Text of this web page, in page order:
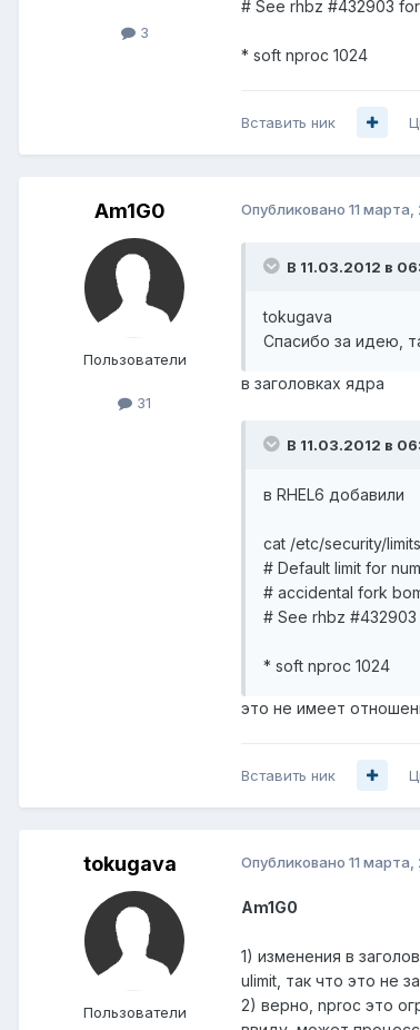
3
# See rhbz #432903
* soft nproc 1024
Вставить ник
Am1G0
Пользователи
31
Опубликовано 11 марта,
В 11.03.2012 в
tokugava
Спасибо за идею,
в заголовках ядра
В 11.03.2012 в
в RHEL6 добавили
cat /etc/security/
# Default limit for
# accidental fork
# See rhbz
* soft nproc 1024
это не имеет
Вставить ник
tokugava
Пользователи
Опубликовано 11 марта,
Am1G0
1) изменения в
ulimit, так что это не
2) верно, nproc это